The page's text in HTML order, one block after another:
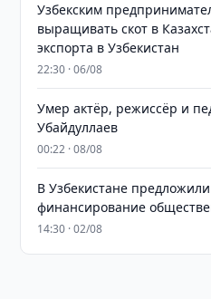
Узбекским
выращивать скот в
экспорта в Узбекистан
22:30 · 06/08
Умер актёр, режиссёр и
Убайдуллаев
00:22 · 08/08
В Узбекистане
финансирование
14:30 · 02/08